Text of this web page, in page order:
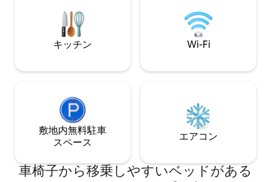
は、あらゆるニーズに対応できるよう準
備されています。 新しい家電と新しいキ
ッチン、無制限のWi-Fi、スマートテレビ
（32インチ）、エアコン、とても広々と
が完備されています。 完璧な休暇に必要
ルヘイア地区にあり、あちこちにバーや
パブがあり、ボヘミアンで芸術的な雰囲
気があります。 「リトルハウス」はアテ
ネの歴史的・観光的中心地に非常に近
く、観光名所の中心地であるモナスティ
ラキ広場まで徒歩わずか15分（途中には
多くの観光スポットがあります）です。
電を備えたキッチン。 旅先でも
ようにくつろげる
キッチン Wi-Fi
敷地内無料駐⁠車
ス⁠ペ⁠ー⁠ス
エアコン
車椅子から移乗しやすいベッドがある